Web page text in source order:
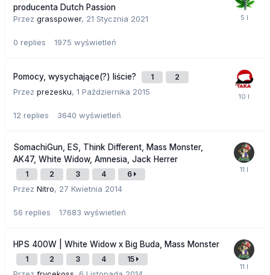
producenta Dutch Passion
Przez grasspower, 21 Stycznia 2021
0 replies 1975 wyświetleń
Pomocy, wysychające(?) liście? 1 2
Przez prezesku, 1 Października 2015
12 replies 3640 wyświetleń
SomachiGun, ES, Think Different, Mass Monster,
AK47, White Widow, Amnesia, Jack Herrer
1 2 3 4 6
Przez Nitro, 27 Kwietnia 2014
56 replies 17683 wyświetleń
HPS 400W | White Widow x Big Buda, Mass Monster
1 2 3 4 15